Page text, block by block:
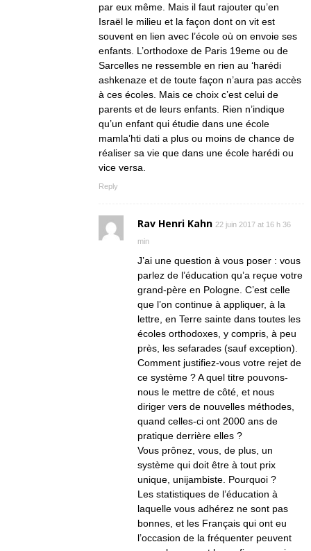
par eux même. Mais il faut rajouter qu’en
Israël le milieu et la façon dont on vit est
souvent en lien avec l’école où on envoie ses
enfants. L’orthodoxe de Paris 19eme ou de
Sarcelles ne ressemble en rien au ‘harédi
ashkenaze et de toute façon n’aura pas accès
à ces écoles. Mais ce choix c’est celui de
parents et de leurs enfants. Rien n’indique
qu’un enfant qui étudie dans une école
mamla’hti dati a plus ou moins de chance de
réaliser sa vie que dans une école harédi ou
vice versa.
Reply
Rav Henri Kahn 22 juin 2017 at 16 h 36
min
J’ai une question à vous poser : vous
parlez de l’éducation qu’a reçue votre
grand-père en Pologne. C’est celle
que l’on continue à appliquer, à la
lettre, en Terre sainte dans toutes les
écoles orthodoxes, y compris, à peu
près, les sefarades (sauf exception).
Comment justifiez-vous votre rejet de
ce système ? A quel titre pouvons-
nous le mettre de côté, et nous
diriger vers de nouvelles méthodes,
quand celles-ci ont 2000 ans de
pratique derrière elles ?
Vous prônez, vous, de plus, un
système qui doit être à tout prix
unique, unijambiste. Pourquoi ?
Les statistiques de l’éducation à
laquelle vous adhérez ne sont pas
bonnes, et les Français qui ont eu
l’occasion de la fréquenter peuvent